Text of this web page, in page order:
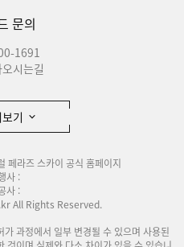
문의
1691
시는길
기
페라즈 스카이 공식 홈페이지
사 :
사 :
All Rights Reserved.
과정에서 일부 변경될 수 있으며 사용된